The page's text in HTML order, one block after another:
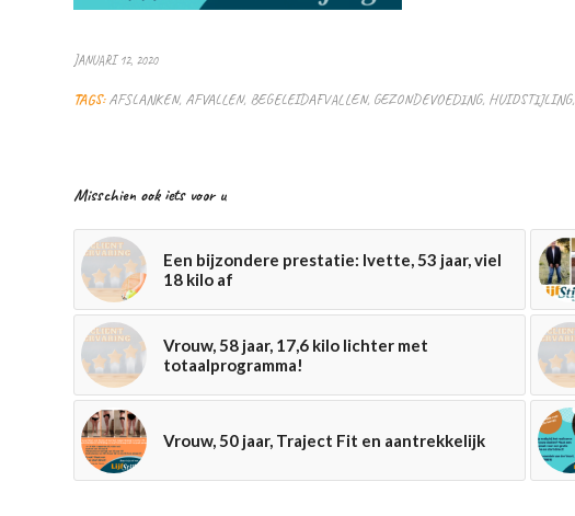
JANUARI 12, 2020
TAGS: AFSLANKEN, AFVALLEN, BEGELEIDAFVALLEN, GEZONDEVOEDING, HUIDSTIJLING,
Misschien ook iets voor u
Een bijzondere prestatie: Ivette, 53 jaar, viel
18 kilo af
Vrouw, 58 jaar, 17,6 kilo lichter met
totaalprogramma!
Vrouw, 50 jaar, Traject Fit en aantrekkelijk